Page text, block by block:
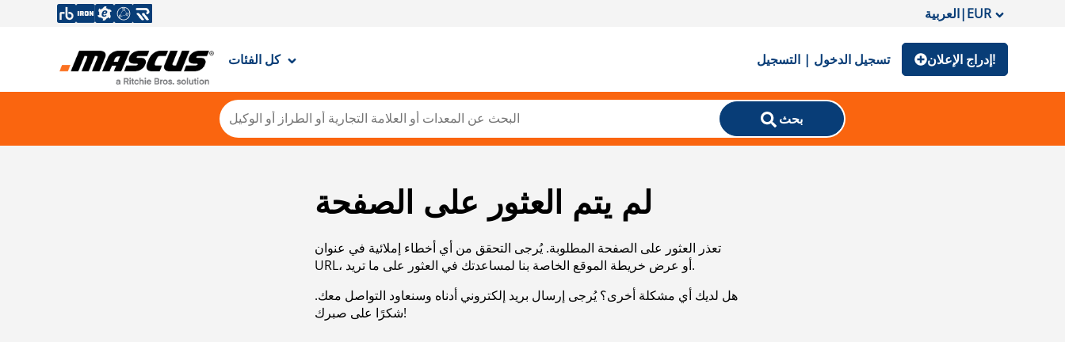
العربية|EUR
كل الفئات تسجيل الدخول | التسجيل إدراج الإعلان!
بحث
لم يتم العثور على الصفحة
تعذر العثور على الصفحة المطلوبة. يُرجى التحقق من أي أخطاء إملائية في عنوان
URL، أو عرض خريطة الموقع الخاصة بنا لمساعدتك في العثور على ما تريد.
هل لديك أي مشكلة أخرى؟ يُرجى إرسال بريد إلكتروني أدناه وسنعاود التواصل معك.
شكرًا على صبرك!